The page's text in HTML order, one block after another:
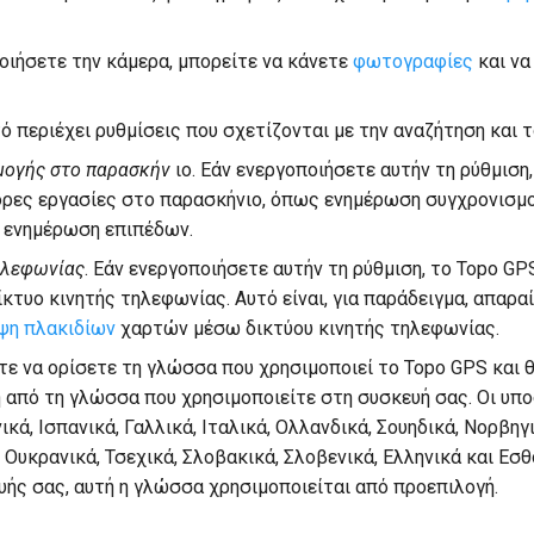
την κάμερα, μπορείτε να κάνετε φωτογραφίες και να
περιέχει ρυθμίσεις που σχετίζονται με την αναζήτηση και
στο παρασκήν ιο. Εάν ενεργοποιήσετε αυτήν τη
εργασίες στο παρασκήνιο, όπως ενημέρωση
επιπέδων.
. Εάν ενεργοποιήσετε αυτήν τη ρύθμιση, το Topo
κινητής τηλεφωνίας. Αυτό είναι, για παράδειγμα,
πλακιδίων χαρτών μέσω δικτύου κινητής τηλεφωνίας.
να ορίσετε τη γλώσσα που χρησιμοποιεί το Topo GPS και
από τη γλώσσα που χρησιμοποιείτε στη συσκευή σας. Οι
Ισπανικά, Γαλλικά, Ιταλικά, Ολλανδικά, Σουηδικά,
Τσεχικά, Σλοβακικά, Σλοβενικά, Ελληνικά και
σας, αυτή η γλώσσα χρησιμοποιείται από προεπιλογή.